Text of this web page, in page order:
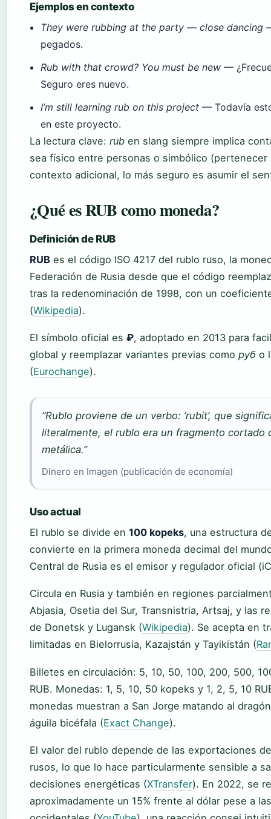
Ejemplos en contexto
They were rubbing at the party — close dancing
pegados.
Rub with that crowd? You must be new —
Seguro eres nuevo.
I’m still learning rub on this project — Todavía
en este proyecto.
La lectura clave: rub en slang siempre implica
sea físico entre personas o simbólico (pertenecer
contexto adicional, lo más seguro es asumir el
¿Qué es RUB como moneda?
Definición de RUB
RUB es el código ISO 4217 del rublo ruso, la
Federación de Rusia desde que el código
tras la redenominación de 1998, con un
(Wikipedia).
El símbolo oficial es ₽, adoptado en 2013 para
global y reemplazar variantes previas como руб o
(Eurochange).
“Rublo proviene de un verbo: ‘rubit’, que
literalmente, el rublo era un fragmento cortado
metálica.”
Dinero en Imagen (publicación de economía)
Uso actual
El rublo se divide en 100 kopeks, una estructura
convierte en la primera moneda decimal del
Central de Rusia es el emisor y regulador oficial
Circula en Rusia y también en regiones
Abjasia, Osetia del Sur, Transnistria, Artsaj, y las
de Donetsk y Lugansk (Wikipedia). Se acepta en
limitadas en Bielorrusia, Kazajstán y Tayikistán (
Billetes en circulación: 5, 10, 50, 100, 200, 500,
RUB. Monedas: 1, 5, 10, 50 kopeks y 1, 2, 5, 10
monedas muestran a San Jorge matando al
águila bicéfala (Exact Change).
El valor del rublo depende de las exportaciones
rusos, lo que lo hace particularmente sensible a
decisiones energéticas (XTransfer). En 2022, se
aproximadamente un 15% frente al dólar pese a